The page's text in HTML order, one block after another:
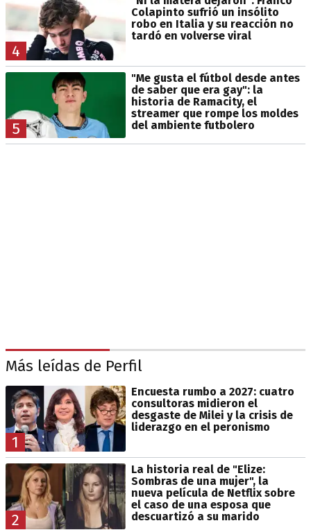
4
Colapinto sufrió un insólito
robo en Italia y su reacción no
tardó en volverse viral
5
"Me gusta el fútbol desde antes
de saber que era gay": la
historia de Ramacity, el
streamer que rompe los moldes
del ambiente futbolero
Más leídas de Perfil
1
Encuesta rumbo a 2027: cuatro
consultoras midieron el
desgaste de Milei y la crisis de
liderazgo en el peronismo
2
La historia real de "Elize:
Sombras de una mujer", la
nueva película de Netflix sobre
el caso de una esposa que
descuartizó a su marido